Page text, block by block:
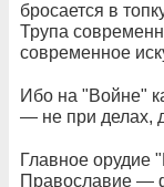
бросается в
Трупа
современное
Ибо на "Войне"
— не при делах,
Главное орудие
Православие —